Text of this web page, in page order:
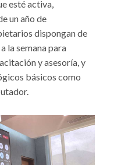
esté activa,
un año de
dispongan de
la semana para
y asesoría, y
básicos como